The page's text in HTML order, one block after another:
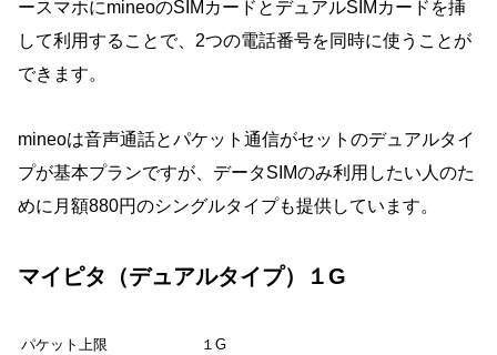
ースマホにmineoのSIMカードとデュアルSIMカードを挿
して利用することで、2つの電話番号を同時に使うことが
できます。
mineoは音声通話とパケット通信がセットのデュアルタイ
プが基本プランですが、データSIMのみ利用したい人のた
めに月額880円のシングルタイプも提供しています。
マイピタ（デュアルタイプ）１G
パケット上限
１G